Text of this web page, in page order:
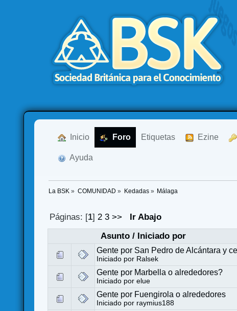
Inicio Foro Etiquetas Ezine
Ayuda
La BSK » COMUNIDAD » Kedadas» Málaga
Páginas: [1] 2 3 >>
Ir Abajo
Asunto/ Iniciado por
Gente por San Pedro de Alcántara y
Iniciado por Ralsek
Gente por Marbella o alrededores?
Iniciado porelue
Gente por Fuengirola o alrededores
Iniciado por raymius188